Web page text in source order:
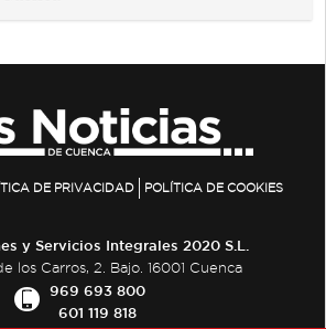
DE PRIVACIDAD POLÍTICA DE COOKIES
y Servicios Integrales 2020 S.L.
los Carros, 2. Bajo. 16001 Cuenca
969 693 800
601 119 818